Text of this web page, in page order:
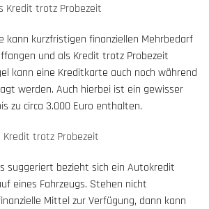
Kredit trotz Probezeit
kann kurzfristigen finanziellen Mehrbedarf
und als Kredit trotz Probezeit
kann eine Kreditkarte auch noch während
werden. Auch hierbei ist ein gewisser
zu circa 3.000 Euro enthalten.
Kredit trotz Probezeit
suggeriert bezieht sich ein Autokredit
eines Fahrzeugs. Stehen nicht
Mittel zur Verfügung, dann kann